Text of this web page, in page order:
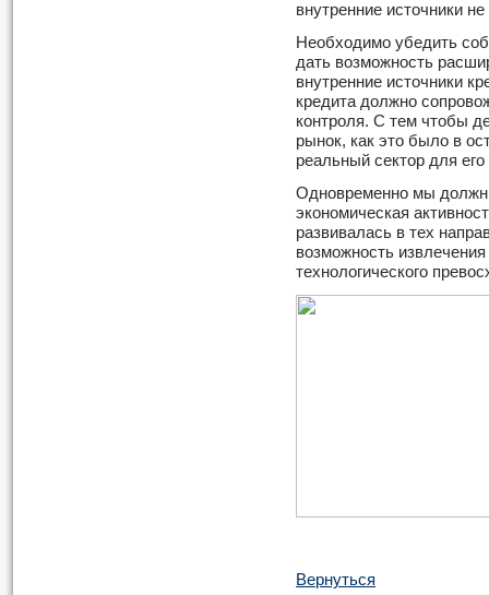
внутренние источники
Необходимо убедить
дать возможность
внутренние источники
кредита должно
контроля. С тем чтобы
рынок, как это было в
реальный сектор для
Одновременно мы
экономическая
развивалась в тех
возможность
технологического
Вернуться